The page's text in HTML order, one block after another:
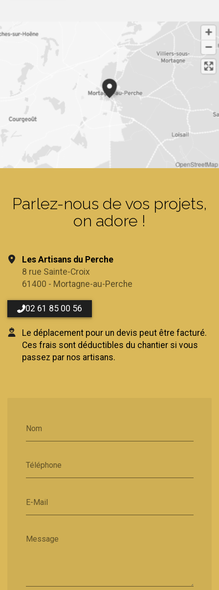
OpenStreetMap
Parlez-nous de vos projets,
on adore !
Nom
Téléphone
E-Mail
Message
Les Artisans du Perche
8 rue Sainte-Croix
61400 - Mortagne-au-Perche
02 61 85 00 56
Le déplacement pour un devis peut être facturé.
Ces frais sont déductibles du chantier si vous
passez par nos artisans.